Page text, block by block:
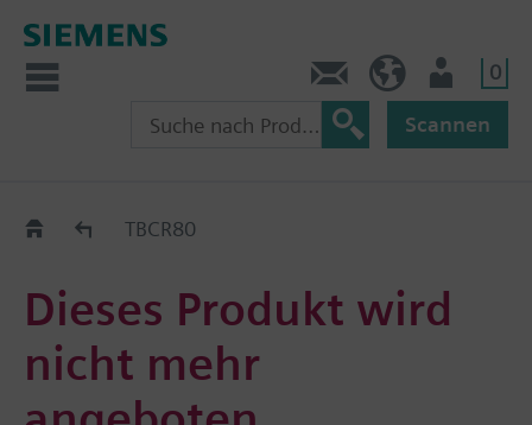
0
Scannen
Austauschhilfe
TBCR80
Dieses Produkt wird
nicht mehr